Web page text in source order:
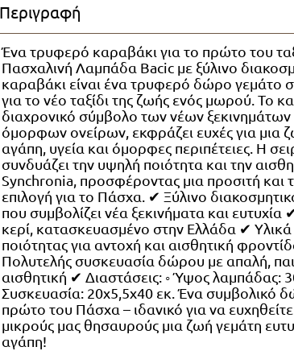
Περιγραφή
Ένα τρυφερό καραβάκι για το πρώτο του
Πασχαλινή Λαμπάδα Bacic με ξύλινο
καραβάκι είναι ένα τρυφερό δώρο γεμάτο
για το νέο ταξίδι της ζωής ενός μωρού. Το
διαχρονικό σύμβολο των νέων ξεκινημάτων
όμορφων ονείρων, εκφράζει ευχές για μια
αγάπη, υγεία και όμορφες περιπέτειες. Η
συνδυάζει την υψηλή ποιότητα και την
Synchronia, προσφέροντας μια προσιτή και
επιλογή για το Πάσχα. ✔ Ξύλινο
που συμβολίζει νέα ξεκινήματα και ευτυχία
κερί, κατασκευασμένο στην Ελλάδα ✔
ποιότητας για αντοχή και αισθητική
Πολυτελής συσκευασία δώρου με απαλή,
αισθητική ✔ Διαστάσεις: ◦ Ύψος λαμπάδας:
Συσκευασία: 20x5,5x40 εκ. Ένα συμβολικό
πρώτο του Πάσχα – ιδανικό για να
μικρούς μας θησαυρούς μια ζωή γεμάτη
αγάπη!